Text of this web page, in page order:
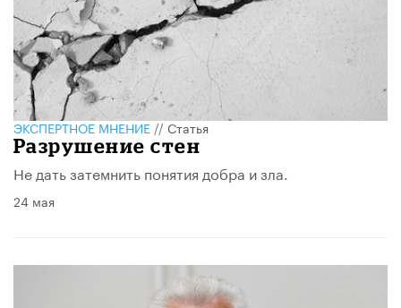
ЭКСПЕРТНОЕ МНЕНИЕ//Статья
Разрушение стен
Не дать затемнить понятия добра и зла.
24 мая